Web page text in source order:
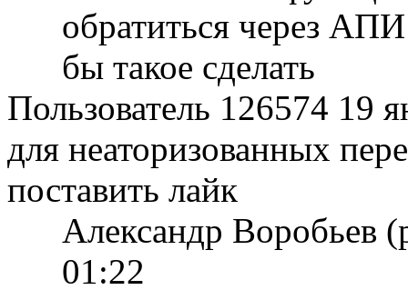
обратиться через
бы такое сделать
Пользователь 126574 19
для неаторизованных
поставить лайк
Александр Воробьев
01:22